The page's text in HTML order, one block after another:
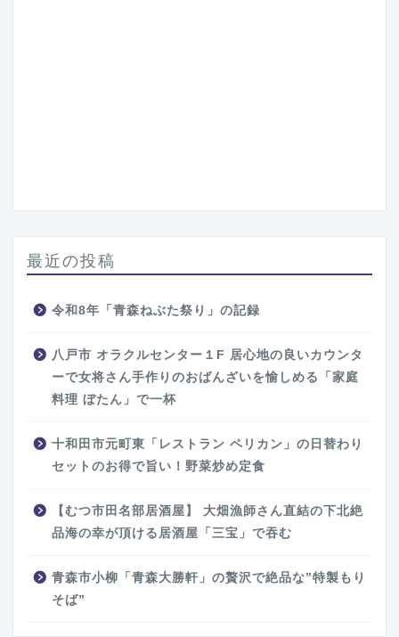
最近の投稿
令和8年「青森ねぶた祭り」の記録
八戸市 オラクルセンター１F 居心地の良いカウンタ
ーで女将さん手作りのおばんざいを愉しめる「家庭
料理 ぼたん」で一杯
十和田市元町東「レストラン ペリカン」の日替わり
セットのお得で旨い！野菜炒め定食
【むつ市田名部居酒屋】 大畑漁師さん直結の下北絶
品海の幸が頂ける居酒屋「三宝」で吞む
青森市小柳「青森大勝軒」の贅沢で絶品な”特製もり
そば”